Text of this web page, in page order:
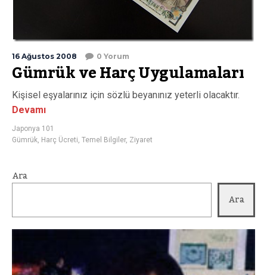
16 Ağustos 2008 0 Yorum
Gümrük ve Harç Uygulamaları
Kişisel eşyalarınız için sözlü beyanınız yeterli olacaktır.
Devamı
Japonya 101
Gümrük, Harç Ücreti, Temel Bilgiler, Ziyaret
Ara
Ara